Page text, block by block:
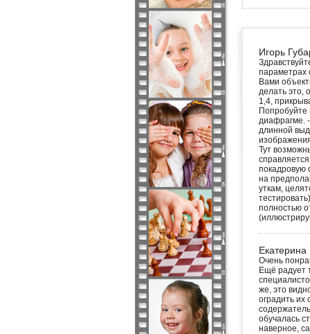
Игорь
параметрах
Вами
делать это,
1,4,
Попробуйте
диафрагме.
длинной
Тут
покадровую
на
уткам,
полностью
Екатерина
Очень
Ещё радует
же, это
оградить их
обучалась
наверное,